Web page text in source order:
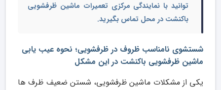
توانید با نمایندگی مرکزی تعمیرات ماشین ظرفشویی
باکنشت در محل تماس بگیرید.
شستشوی نامناسب ظروف در ظرفشویی؛ نحوه عیب یابی
ماشین ظرفشویی باکنشت در این مشکل
یکی از مشکلات ماشین ظرفشویی، شستن ضعیف ظرف ها